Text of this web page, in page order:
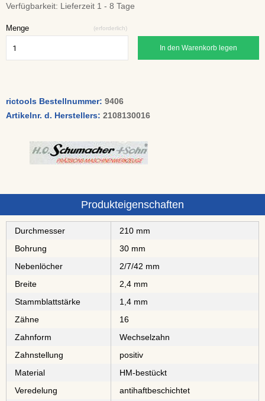
Verfügbarkeit: Lieferzeit 1 - 8 Tage
Menge (erforderlich)
In den Warenkorb legen
rictools Bestellnummer: 9406
Artikelnr. d. Herstellers: 2108130016
Produkteigenschaften
Durchmesser
210 mm
Bohrung
30 mm
Nebenlöcher
2/7/42 mm
Breite
2,4 mm
Stammblattstärke
1,4 mm
Zähne
16
Zahnform
Wechselzahn
Zahnstellung
positiv
Material
⁠⁠⁠⁠⁠⁠⁠⁠HM-bestückt
Veredelung
antihaftbeschichtet